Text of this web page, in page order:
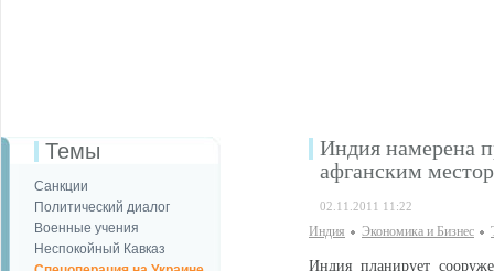
Темы
Санкции
Политический диалог
Военные учения
Неспокойный Кавказ
Индия намерена
афганским
02.11.2011 11:22
Индия Экономика и Бизнес
Индия планирует